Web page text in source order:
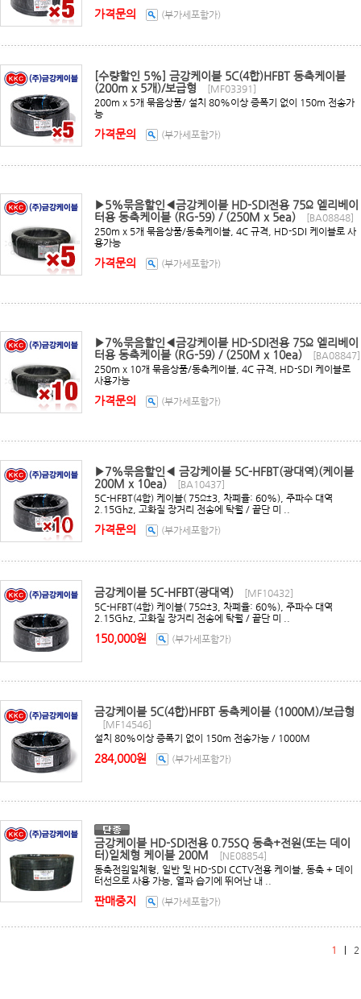
가격문의 (부가세포함가)
[수량할인 5%] 금강케이블 5C(4합)HFBT 동축케이블
(200m x 5개)/보급형
[MF03391]
200m x 5개 묶음상품/ 설치 80%이상 증폭기 없이 150m 전송가
능
가격문의 (부가세포함가)
▶5%묶음할인◀금강케이블 HD-SDI전용 75Ω 엘리베이
터용 동축케이블 (RG-59) / (250M x 5ea)
[BA08848]
250m x 5개 묶음상품/동축케이블, 4C 규격, HD-SDI 케이블로 사
용가능
가격문의 (부가세포함가)
▶7%묶음할인◀금강케이블 HD-SDI전용 75Ω 엘리베이
터용 동축케이블 (RG-59) / (250M x 10ea)
[BA08847]
250m x 10개 묶음상품/동축케이블, 4C 규격, HD-SDI 케이블로
사용가능
가격문의 (부가세포함가)
▶7%묶음할인◀ 금강케이블 5C-HFBT(광대역)(케이블
200M x 10ea)
[BA10437]
5C-HFBT(4합) 케이블( 75Ω±3, 차폐율: 60%), 주파수 대역
2.15Ghz, 고화질 장거리 전송에 탁월 / 끝단 미 ..
가격문의 (부가세포함가)
금강케이블 5C-HFBT(광대역)
[MF10432]
5C-HFBT(4합) 케이블( 75Ω±3, 차폐율: 60%), 주파수 대역
2.15Ghz, 고화질 장거리 전송에 탁월 / 끝단 미 ..
150,000원 (부가세포함가)
금강케이블 5C(4합)HFBT 동축케이블 (1000M)/보급형
[MF14546]
설치 80%이상 증폭기 없이 150m 전송가능 / 1000M
284,000원 (부가세포함가)
금강케이블 HD-SDI전용 0.75SQ 동축+전원(또는 데이
터)일체형 케이블 200M
[NE08854]
동축전원일체형, 일반 및 HD-SDI CCTV전용 케이블, 동축 + 데이
터선으로 사용 가능, 열과 습기에 뛰어난 내 ..
판매중지 (부가세포함가)
1 | 2